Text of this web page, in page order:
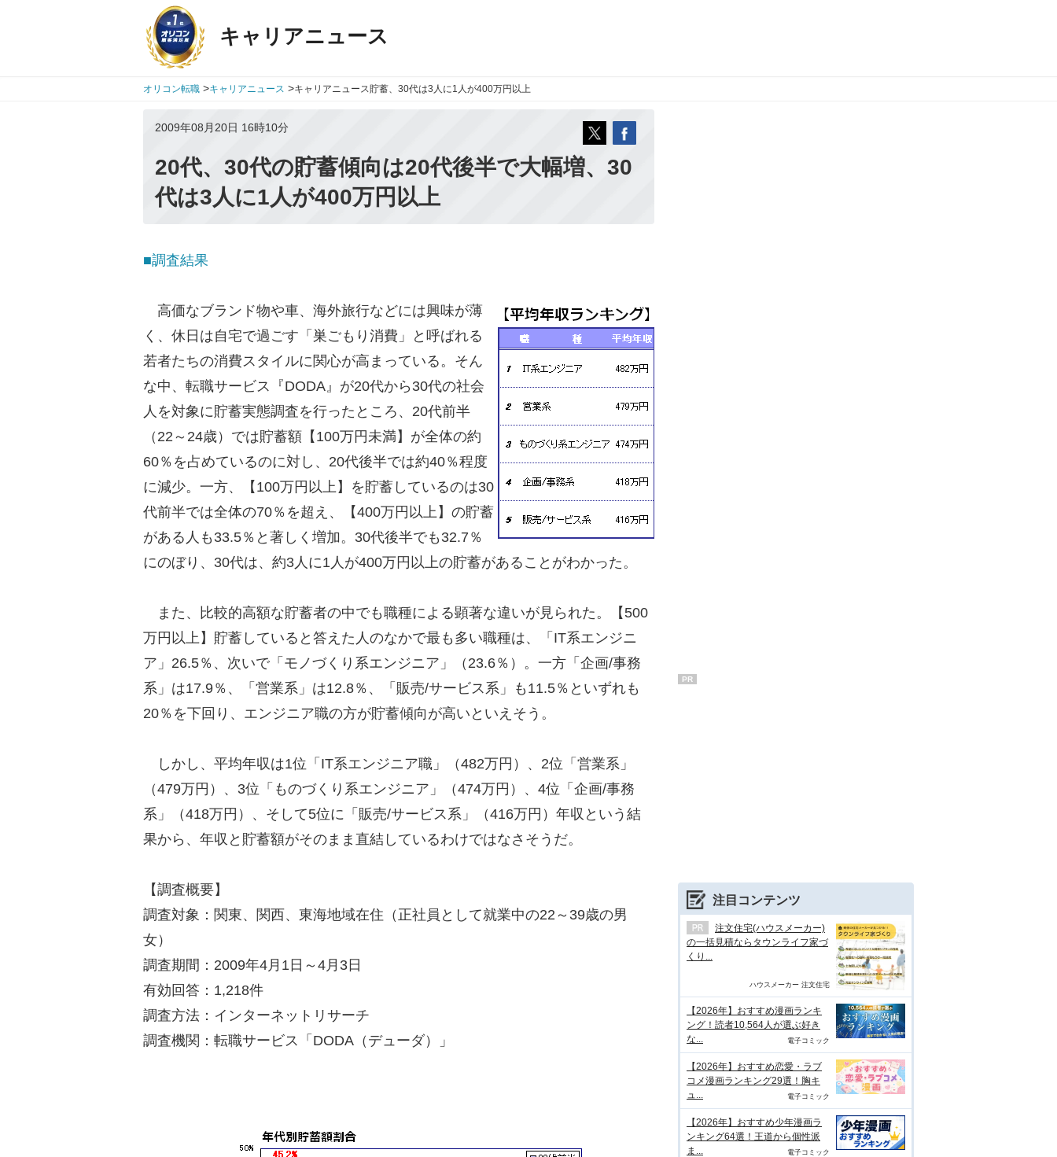
キャリアニュース
オリコン転職 >キャリアニュース >キャリアニュース貯蓄、30代は3人に1人が400万円以上
2009年08月20日 16時10分
20代、30代の貯蓄傾向は20代後半で大幅増、30
代は3人に1人が400万円以上
■調査結果
高価なブランド物や車、海外旅行などには興味が薄
く、休日は自宅で過ごす「巣ごもり消費」と呼ばれる
若者たちの消費スタイルに関心が高まっている。そん
な中、転職サービス『DODA』が20代から30代の社会
人を対象に貯蓄実態調査を行ったところ、20代前半
（22～24歳）では貯蓄額【100万円未満】が全体の約
60％を占めているのに対し、20代後半では約40％程度
に減少。一方、【100万円以上】を貯蓄しているのは30
代前半では全体の70％を超え、【400万円以上】の貯蓄
がある人も33.5％と著しく増加。30代後半でも32.7％
にのぼり、30代は、約3人に1人が400万円以上の貯蓄があることがわかった。
また、比較的高額な貯蓄者の中でも職種による顕著な違いが見られた。【500
万円以上】貯蓄していると答えた人のなかで最も多い職種は、「IT系エンジニ
ア」26.5％、次いで「モノづくり系エンジニア」（23.6％）。一方「企画/事務
系」は17.9％、「営業系」は12.8％、「販売/サービス系」も11.5％といずれも
20％を下回り、エンジニア職の方が貯蓄傾向が高いといえそう。
しかし、平均年収は1位「IT系エンジニア職」（482万円）、2位「営業系」
（479万円）、3位「ものづくり系エンジニア」（474万円）、4位「企画/事務
系」（418万円）、そして5位に「販売/サービス系」（416万円）年収という結
果から、年収と貯蓄額がそのまま直結しているわけではなさそうだ。
【調査概要】
調査対象：関東、関西、東海地域在住（正社員として就業中の22～39歳の男
女）
調査期間：2009年4月1日～4月3日
有効回答：1,218件
調査方法：インターネットリサーチ
調査機関：転職サービス「DODA（デューダ）」
PR
注目コンテンツ
注文住宅(ハウスメーカー)
の一括見積ならタウンライフ家づ
くり...
ハウスメーカー 注文住宅
【2026年】おすすめ漫画ランキ
ング！読者10,564人が選ぶ好き
な...
電子コミック
【2026年】おすすめ恋愛・ラブ
コメ漫画ランキング29選！胸キ
ュ...
電子コミック
【2026年】おすすめ少年漫画ラ
ンキング64選！王道から個性派
ま...
電子コミック